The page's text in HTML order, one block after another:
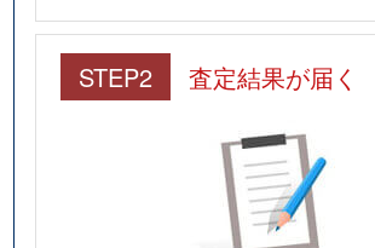
STEP2 査定結果が届く